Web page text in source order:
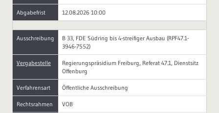
Abgabefrist 12.08.2026 10:00
Ausschreibung
B 33, FDE Südring bis 4-streifiger Ausbau (RPF47.1-
3946-7552)
Vergabestelle
Regierungspräsidium Freiburg, Referat 47.1, Dienstsitz
Offenburg
Verfahrensart Öffentliche Ausschreibung
Rechtsrahmen VOB